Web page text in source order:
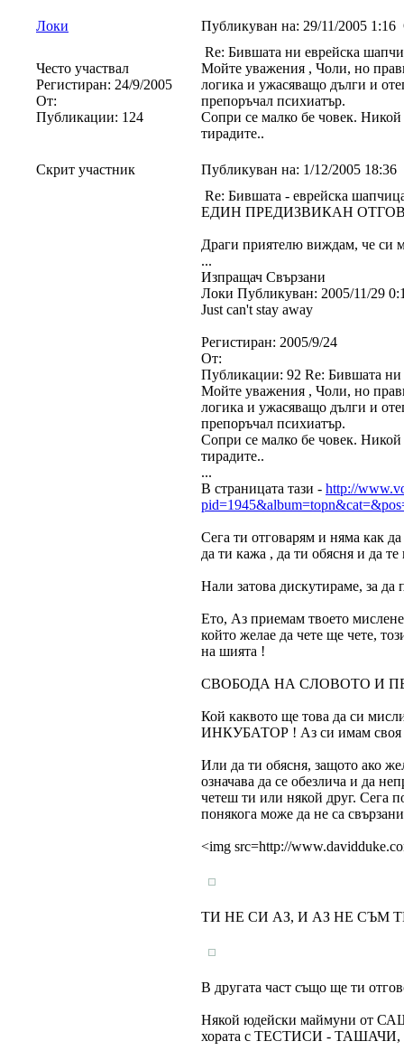
Локи Публикуван на: 29/11/2005 1:16
Често участвал
Регистиран: 24/9/2005
От:
Публикации: 124
Re: Бившата ни еврейска
Мойте уважения , Чоли, но
логика и ужасяващо дълги и
препоръчал психиатър.
Сопри се малко бе човек. Никой
тирадите..
Скрит участник Публикуван на: 1/12/2005 18:36
Re: Бившата - еврейска
EДИН ПРЕДИЗВИКАН
Драги приятелю виждам, че си
...
Изпращач Свързани
Локи Публикуван: 2005/11/29
Just can't stay away
Регистиран: 2005/9/24
От:
Публикации: 92 Re: Бившата
Мойте уважения , Чоли, но
логика и ужасяващо дълги и
препоръчал психиатър.
Сопри се малко бе човек. Никой
тирадите..
...
В страницата тази - http://
Сега ти отговарям и няма как
да ти кажа , да ти обясня и да те
Нали затова дискутираме, за
Ето, Аз приемам твоето
който желае да чете ще чете,
на шията !
СВОБОДА НА СЛОВОТО И
Кой каквото ще това да си
ИНКУБАТОР ! Аз си имам своя
Или да ти обясня, защото ако
означава да се обезлича и да
четеш ти или някой друг. Сега
понякога може да не са
<img src=http://
ТИ НЕ СИ АЗ, И АЗ НЕ СЪМ
В другата част също ще ти
Някой юдейски маймуни от
хората с ТЕСТИСИ - ТАШАЧИ,